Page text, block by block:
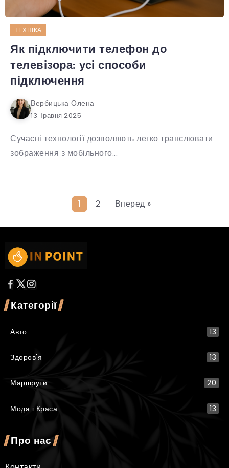
ТЕХНІКА
Як підключити телефон до
телевізора: усі способи
підключення
Вербицька Олена
13 Травня 2025
Сучасні технології дозволяють легко транслювати
зображення з мобільного...
1 2 Вперед »
Категорії
Авто 13
Здоров'я 13
Маршрути 20
Мода і Краса 13
Про нас